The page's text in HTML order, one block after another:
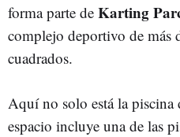
forma parte de Karting
complejo deportivo de más
cuadrados.
Aquí no solo está la
espacio incluye una de las